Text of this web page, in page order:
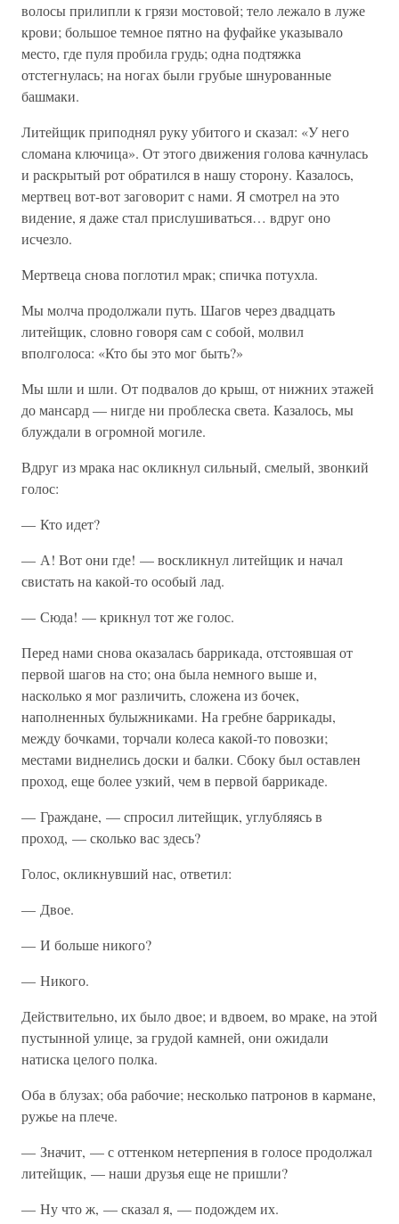
волосы прилипли к грязи мостовой; тело лежало в луже
крови; большое темное пятно на фуфайке указывало
место, где пуля пробила грудь; одна подтяжка
отстегнулась; на ногах были грубые шнурованные
башмаки.
Литейщик приподнял руку убитого и сказал: «У него
сломана ключица». От этого движения голова качнулась
и раскрытый рот обратился в нашу сторону. Казалось,
мертвец вот-вот заговорит с нами. Я смотрел на это
видение, я даже стал прислушиваться… вдруг оно
исчезло.
Мертвеца снова поглотил мрак; спичка потухла.
Мы молча продолжали путь. Шагов через двадцать
литейщик, словно говоря сам с собой, молвил
вполголоса: «Кто бы это мог быть?»
Мы шли и шли. От подвалов до крыш, от нижних этажей
до мансард — нигде ни проблеска света. Казалось, мы
блуждали в огромной могиле.
Вдруг из мрака нас окликнул сильный, смелый, звонкий
голос:
— Кто идет?
— А! Вот они где! — воскликнул литейщик и начал
свистать на какой-то особый лад.
— Сюда! — крикнул тот же голос.
Перед нами снова оказалась баррикада, отстоявшая от
первой шагов на сто; она была немного выше и,
насколько я мог различить, сложена из бочек,
наполненных булыжниками. На гребне баррикады,
между бочками, торчали колеса какой-то повозки;
местами виднелись доски и балки. Сбоку был оставлен
проход, еще более узкий, чем в первой баррикаде.
— Граждане, — спросил литейщик, углубляясь в
проход, — сколько вас здесь?
Голос, окликнувший нас, ответил:
— Двое.
— И больше никого?
— Никого.
Действительно, их было двое; и вдвоем, во мраке, на этой
пустынной улице, за грудой камней, они ожидали
натиска целого полка.
Оба в блузах; оба рабочие; несколько патронов в кармане,
ружье на плече.
— Значит, — с оттенком нетерпения в голосе продолжал
литейщик, — наши друзья еще не пришли?
— Ну что ж, — сказал я, — подождем их.